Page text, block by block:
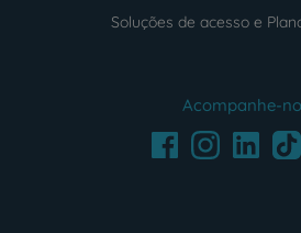
Soluções de acesso e
Acompanhe-
FacebookInstagramLinkedIn